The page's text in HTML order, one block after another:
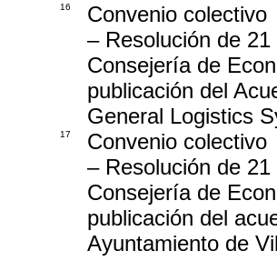
16
Convenio colectivo
– Resolución de
Consejería de
publicación del
General Logistics
17
Convenio colectivo
– Resolución de
Consejería de
publicación del
Ayuntamiento de